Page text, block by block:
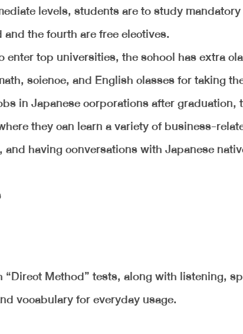
levels, students are to study
the fourth are free electives.
enter top universities, the school has extra
science, and English classes for taking
in Japanese corporations after graduation,
they can learn a variety of business-
having conversations with Japanese
“Direct Method” tests, along with listening,
vocabulary for everyday usage.